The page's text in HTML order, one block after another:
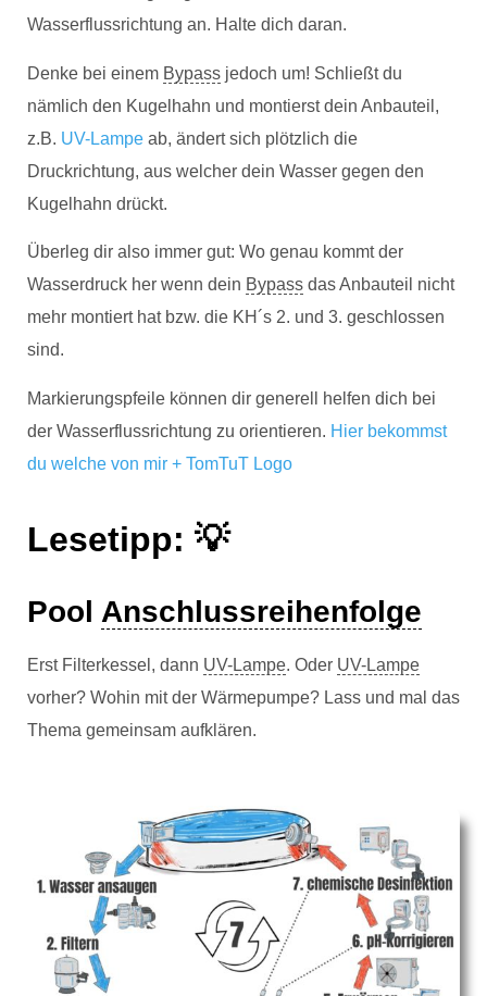
Wasserflussrichtung an. Halte dich daran.
Denke bei einem Bypass jedoch um! Schließt du
nämlich den Kugelhahn und montierst dein Anbauteil,
z.B. UV-Lampe ab, ändert sich plötzlich die
Druckrichtung, aus welcher dein Wasser gegen den
Kugelhahn drückt.
Überleg dir also immer gut: Wo genau kommt der
Wasserdruck her wenn dein Bypass das Anbauteil nicht
mehr montiert hat bzw. die KH´s 2. und 3. geschlossen
sind.
Markierungspfeile können dir generell helfen dich bei
der Wasserflussrichtung zu orientieren. Hier bekommst
du welche von mir + TomTuT Logo
Lesetipp: 💡
Pool Anschlussreihenfolge
Erst Filterkessel, dann UV-Lampe. Oder UV-Lampe
vorher? Wohin mit der Wärmepumpe? Lass und mal das
Thema gemeinsam aufklären.